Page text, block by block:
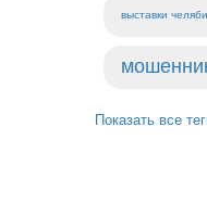
выставки
Показать все